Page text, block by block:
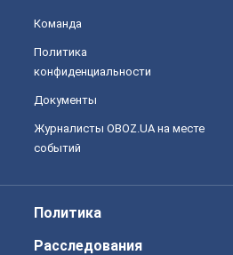
Команда
Политика
конфиденциальности
Документы
Журналисты OBOZ.UA на месте
событий
Политика
Расследования